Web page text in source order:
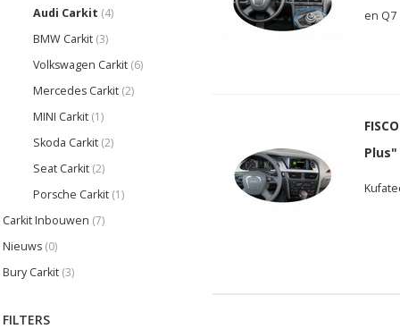
Audi Carkit (4)
BMW Carkit (3)
Volkswagen Carkit (6)
Mercedes Carkit (2)
MINI Carkit (1)
Skoda Carkit (2)
Seat Carkit (2)
Porsche Carkit (1)
Carkit Inbouwen (7)
Nieuws (0)
Bury Carkit (3)
FILTERS
en Q7
Plus"